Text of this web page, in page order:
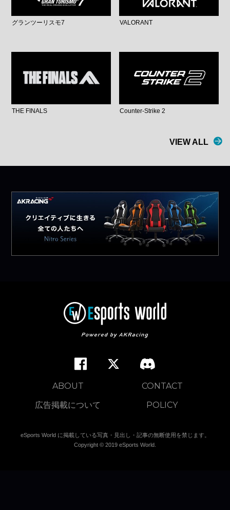
グランツーリスモ7 VALORANT
THE FINALS Counter-Strike 2
VIEW ALL
ABOUT
CONTACT
広告掲載について
POLICY
eSports World に掲載している写真・見出し・記事の無断使用を禁じます。
Copyright © 2019 eSports World.